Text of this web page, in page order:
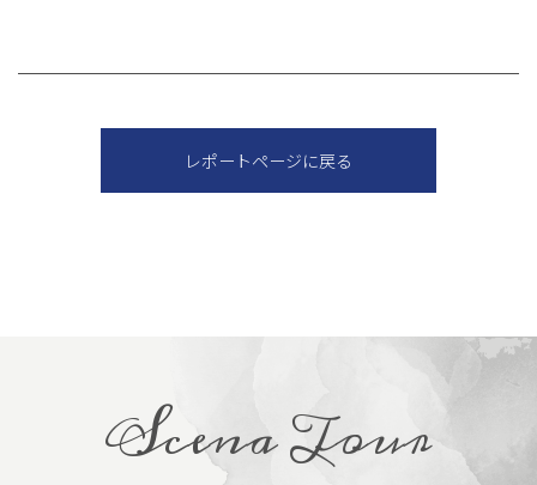
レポートページに戻る
Scena Tour